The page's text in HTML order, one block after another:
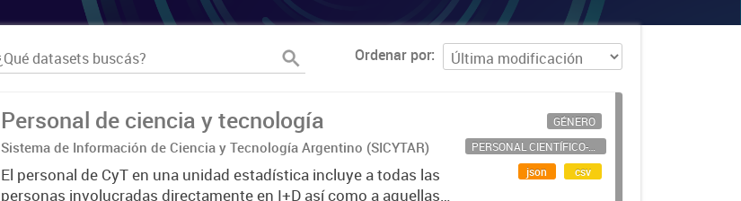
Ordenar por
Personal de ciencia y tecnología
Sistema de Información de Ciencia y Tecnología Argentino (SICYTAR)
El personal de CyT en una unidad estadística incluye a todas las
personas involucradas directamente en I+D así como a aquellas
GÉNERO
PERSONAL CIENTÍFICO-TECNOLÓGICO
json
csv